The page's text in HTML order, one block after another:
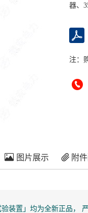
器、
注：
图片展示 附件
装置」均为全新正品，